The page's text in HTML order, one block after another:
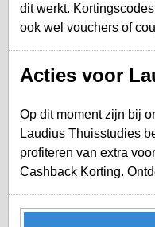
dit werkt.
ook wel vouchers of
Acties voor
Op dit moment zijn bij
Laudius Thuisstudies
profiteren van extra
Cashback Korting.